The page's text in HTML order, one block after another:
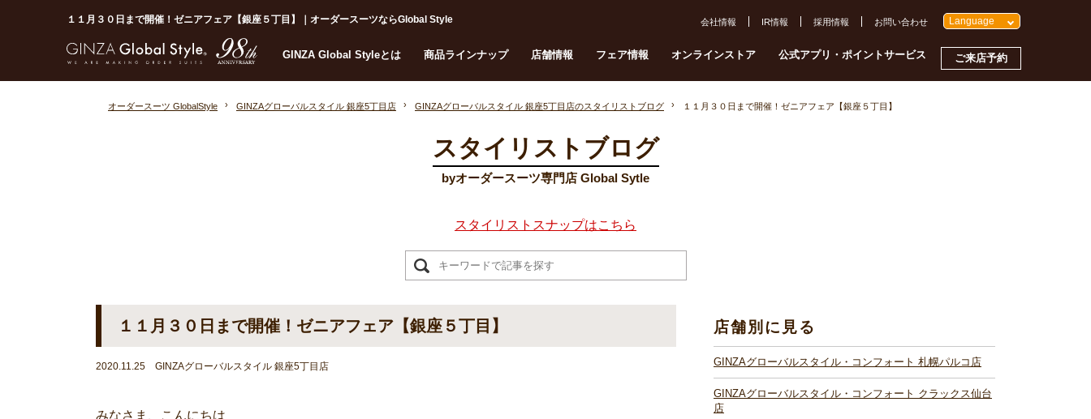
１１月３０日まで開催！ゼニアフェア【銀座５丁目】｜オーダースーツならGlobal Style
GINZA Global Styleとは 商品ラインナップ 店舗情報 フェア情報 オンラインストア 公式アプリ・ポイントサービス ご来店予約
会社情報 IR情報 採用情報 お問い合わせ Language
オーダースーツ GlobalStyle GINZAグローバルスタイル 銀座5丁目店 GINZAグローバルスタイル 銀座5丁目店のスタイリストブログ １１月３０日まで開催！ゼニアフェア【銀座５丁目】
スタイリストブログ
byオーダースーツ専門店 Global Sytle
スタイリストスナップはこちら
１１月３０日まで開催！ゼニアフェア【銀座５丁目】
2020.11.25 GINZAグローバルスタイル 銀座5丁目店
みなさま、こんにちは
店舗別に見る
GINZAグローバルスタイル・コンフォート 札幌パルコ店
GINZAグローバルスタイル・コンフォート クラックス仙台
店